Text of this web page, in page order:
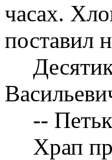
часах.
поставил
--
Храп